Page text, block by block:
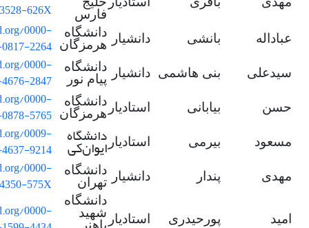
فارس
626X
عباداله بانشی دانشیار
دانشگاه
هرمزگان
0000-
2264
سیدعلی بنی هاشمی دانشیار
دانشگاه
پیام نور
0000-
2847
حسن بیابانی استادیار دانشگاه
هرمزگان
0000-
5765
مسعود بیرمی استادیار دانشگاه
ایوانکی
0009-
9214
مهدی پندار دانشیار
دانشگاه
تهران
0000-
575X
امید پورحیدری استادیار
دانشگاه
شهید
0000-